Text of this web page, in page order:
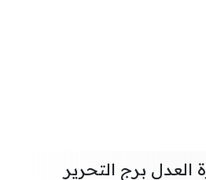
العدل برج التحرير